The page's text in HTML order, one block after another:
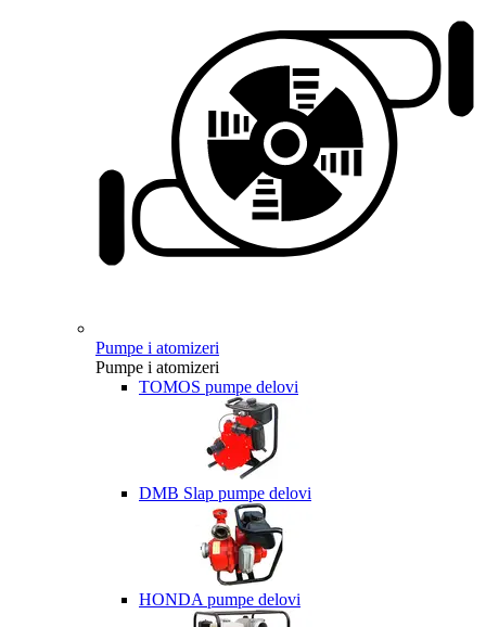
Pumpe i atomizeri
Pumpe i atomizeri
TOMOS pumpe delovi
DMB Slap pumpe delovi
HONDA pumpe delovi